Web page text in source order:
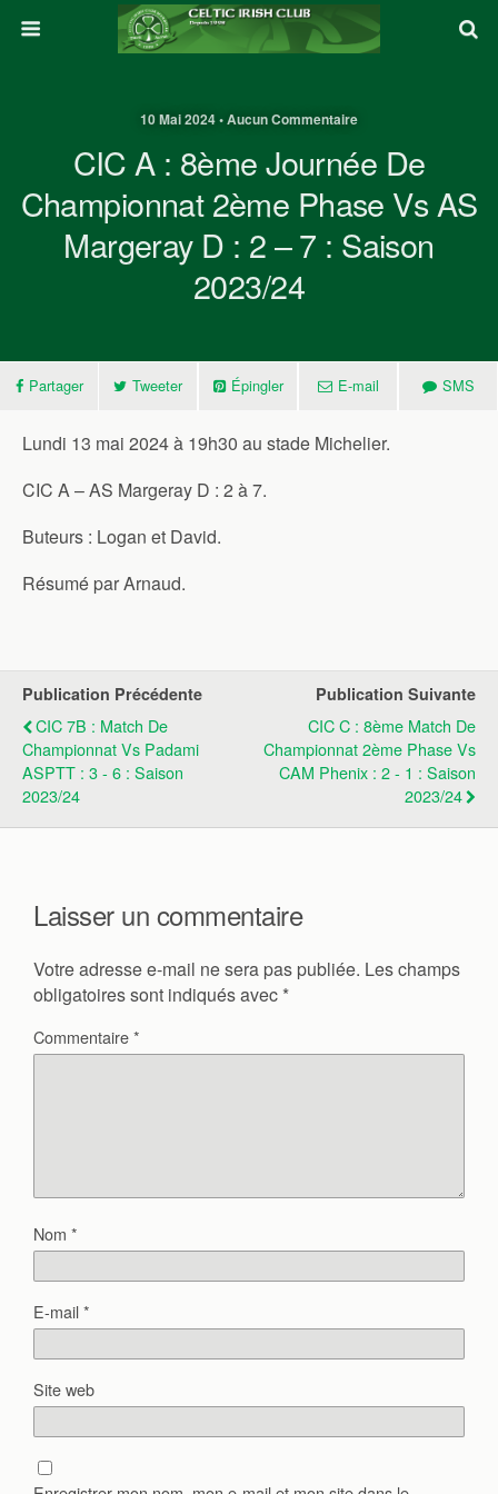
10 Mai 2024 • Aucun Commentaire
CIC A : 8ème Journée De
Championnat 2ème Phase Vs AS
Margeray D : 2 – 7 : Saison
2023/24
Partager Tweeter Épingler E-mail SMS
Lundi 13 mai 2024 à 19h30 au stade Michelier.
CIC A – AS Margeray D : 2 à 7.
Buteurs : Logan et David.
Résumé par Arnaud.
Publication Précédente
CIC 7B : Match De
Championnat Vs Padami
ASPTT : 3 - 6 : Saison
2023/24
Publication Suivante
CIC C : 8ème Match De
Championnat 2ème Phase Vs
CAM Phenix : 2 - 1 : Saison
2023/24
Laisser un commentaire
Votre adresse e-mail ne sera pas publiée. Les champs
obligatoires sont indiqués avec *
Commentaire*
Nom *
E-mail*
Site web